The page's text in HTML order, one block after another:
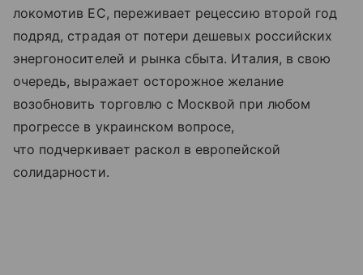
локомотив ЕС, переживает рецессию второй год
подряд, страдая от потери дешевых российских
энергоносителей и рынка сбыта. Италия, в свою
очередь, выражает осторожное желание
возобновить торговлю с Москвой при любом
прогрессе в украинском вопросе,
что подчеркивает раскол в европейской
солидарности.